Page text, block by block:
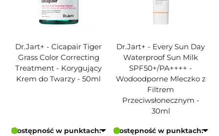
Dr.Jart+ - Cicapair Tiger
Grass Color Correcting
Treatment - Korygujący
Krem do Twarzy - 50ml
Dostępność w punktach:
Dr.Jart+ - Every Sun Day
Waterproof Sun Milk
SPF50+/PA++++ -
Wodoodporne Mleczko z
Filtrem
Przeciwsłonecznym -
30ml
Dostępność w punktach: